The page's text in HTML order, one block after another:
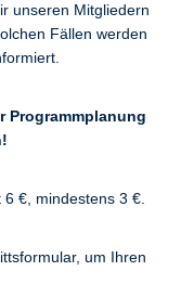
unseren Mitgliedern
Fällen werden
Programmplanung
€, mindestens 3 €.
um Ihren